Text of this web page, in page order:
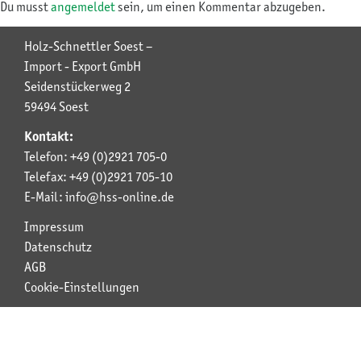
Du musstangemeldetsein, um einen Kommentar abzugeben.
Holz-Schnettler Soest –
Import - Export GmbH
Seidenstückerweg 2
59494 Soest
Kontakt:
Telefon: +49 (0)2921 705-0
Telefax: +49 (0)2921 705-10
E-Mail: info@hss-online.de
Impressum
Datenschutz
AGB
Cookie-Einstellungen